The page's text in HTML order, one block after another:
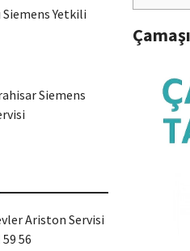
Yetkili
Siemens
Ariston Servisi
56